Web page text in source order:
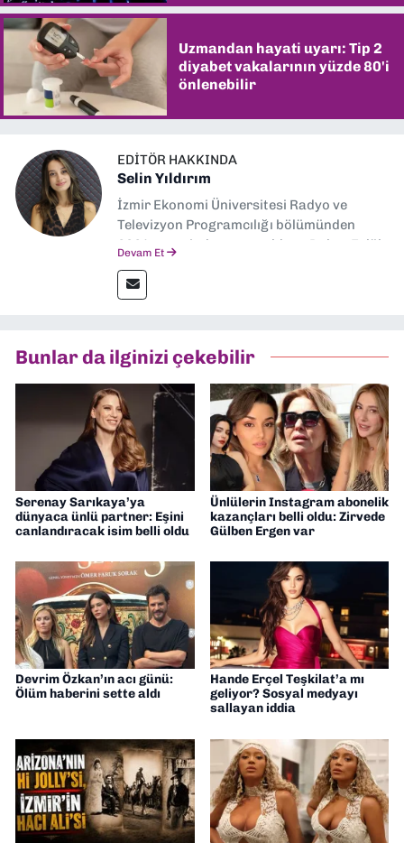
Uzmandan hayati uyarı: Tip 2
diyabet vakalarının yüzde 80'i
önlenebilir
EDITÖR HAKKINDA
Selin Yıldırım
İzmir Ekonomi Üniversitesi Radyo ve
Televizyon Programcılığı bölümünden
2024 senesinde mezun oldum. Dokuz Eylül
editörlük görevini de üstleniyorum.
Devam Et
Bunlar da ilginizi çekebilir
Serenay Sarıkaya’ya
dünyaca ünlü partner: Eşini
canlandıracak isim belli oldu
Ünlülerin Instagram abonelik
kazançları belli oldu: Zirvede
Gülben Ergen var
Devrim Özkan’ın acı günü:
Ölüm haberini sette aldı
Hande Erçel Teşkilat’a mı
geliyor? Sosyal medyayı
sallayan iddia